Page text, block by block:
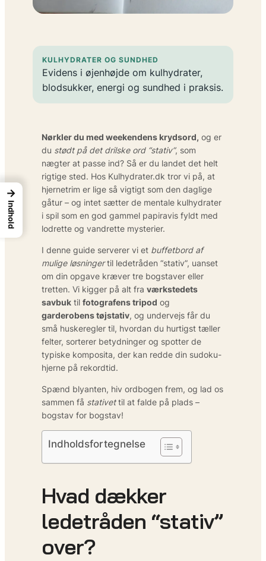
KULHYDRATER OG SUNDHED
Evidens i øjenhøjde om kulhydrater,
blodsukker, energi og sundhed i praksis.
Nørkler du med weekendens krydsord, og er
du stødt på det drilske ord “stativ”, som
nægter at passe ind? Så er du landet det helt
rigtige sted. Hos Kulhydrater.dk tror vi på, at
hjernetrim er lige så vigtigt som den daglige
gåtur – og intet sætter de mentale kulhydrater
i spil som en god gammel papir­avis fyldt med
lodrette og vandrette mysterier.
I denne guide serverer vi et buffetbord af
mulige løsningertil ledetråden “stativ”, uanset
om din opgave kræver tre bogstaver eller
tretten. Vi kigger på alt fra værkstedets
savbuk til fotografens tripod og
garderobens tøjstativ, og undervejs får du
små huskeregler til, hvordan du hurtigst tæller
felter, sorterer betydninger og spotter de
typiske komposita, der kan redde din sudoku-
hjerne på rekordtid.
Spænd blyanten, hiv ordbogen frem, og lad os
sammen få stativettil at falde på plads –
bogstav for bogstav!
Indholdsfortegnelse
Hvad dækker
ledetråden “stativ”
over?
→
Indhold